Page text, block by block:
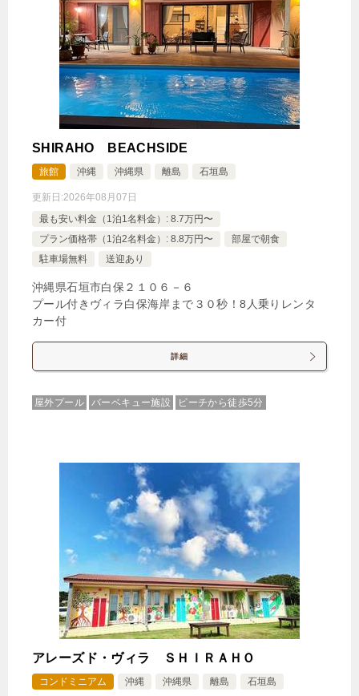
SHIRAHO BEACHSIDE
旅館 沖縄 沖縄県 離島 石垣島
更新日:2026年08月07日
最も安い料金（1泊1名料金）: 8.7万円〜
プラン価格帯（1泊2名料金）: 8.8万円〜
部屋で朝食
駐車場無料
送迎あり
沖縄県石垣市白保２１０６－６
プール付きヴィラ白保海岸まで３０秒！8人乗りレンタ
カー付
詳細
屋外プール バーベキュー施設 ビーチから徒歩5分
アレーズド・ヴィラ ＳＨＩＲＡＨＯ
コンドミニアム 沖縄 沖縄県 離島 石垣島